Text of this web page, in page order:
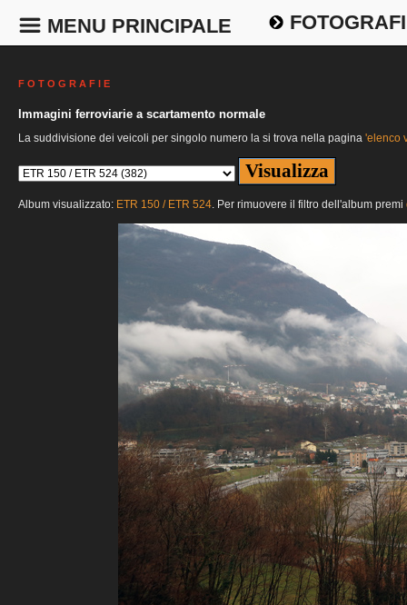
MENU PRINCIPALE
F O T O G R A F I E
Immagini ferroviarie a scartamento normale
La suddivisione dei veicoli per singolo numero la si trova nella pagina 'elenco
Album visualizzato: ETR 150 / ETR 524. Per rimuovere il filtro dell'album premi